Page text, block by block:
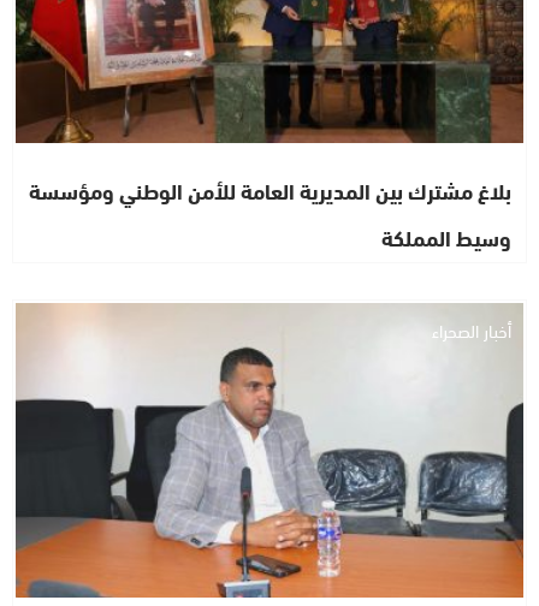
بلاغ مشترك بين المديرية العامة للأمن الوطني ومؤسسة
وسيط المملكة
أخبار الصحراء